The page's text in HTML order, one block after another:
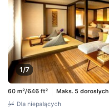
1/7
60 m²/646 ft²
Maks. 5 dorosłych
Dla niepalących